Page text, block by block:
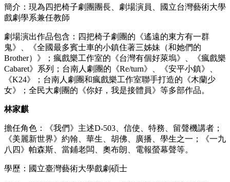
簡介：現為四把椅子劇團團長、劇場演員、國立台灣藝術大學
戲劇學系兼任教師
劇場演出作品包含：四把椅子劇團的《遙遠的東方有一群
鬼》、《全國最多賓士車的小鎮住著三姊妹（和她們的
Brother）》；瘋戲樂工作室的《台灣有個好萊塢》、《瘋戲樂
Cabaret》系列；台南人劇團的《Re/turn》、《安平小鎮》、
《K24》；台南人劇團和瘋戲樂工作室聯手打造的《木蘭少
女》；全民大劇團的《你好，我是接體員》等多部作品。
林家麒
擔任角色：《我們》主述D-503、信使、特務、留聲機講者；
《美麗新世界》約翰、華生、胡佛、廣播、學生之一；《一九
八四》帕森斯、當鋪老闆、奧布朗、電報螢幕聲等。
學歷：國立臺灣藝術大學戲劇碩士